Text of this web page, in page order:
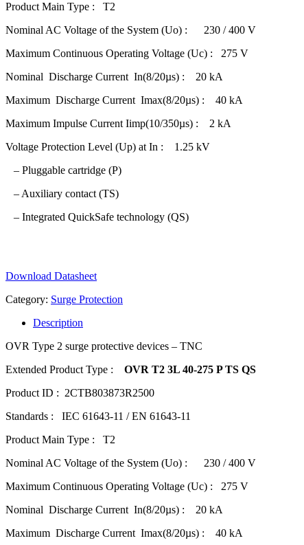
Product Main Type : T2
Nominal AC Voltage of the System (Uo) : 230 / 400 V
Maximum Continuous Operating Voltage (Uc) : 275 V
Nominal Discharge Current In(8/20µs) : 20 kA
Maximum Discharge Current Imax(8/20µs) : 40 kA
Maximum Impulse Current Iimp(10/350µs) : 2 kA
Voltage Protection Level (Up) at In : 1.25 kV
– Pluggable cartridge (P)
– Auxiliary contact (TS)
– Integrated QuickSafe technology (QS)
Download Datasheet
Category: Surge Protection
Description
OVR Type 2 surge protective devices – TNC
Extended Product Type : OVR T2 3L 40-275 P TS QS
Product ID : 2CTB803873R2500
Standards : IEC 61643-11 / EN 61643-11
Product Main Type : T2
Nominal AC Voltage of the System (Uo) : 230 / 400 V
Maximum Continuous Operating Voltage (Uc) : 275 V
Nominal Discharge Current In(8/20µs) : 20 kA
Maximum Discharge Current Imax(8/20µs) : 40 kA